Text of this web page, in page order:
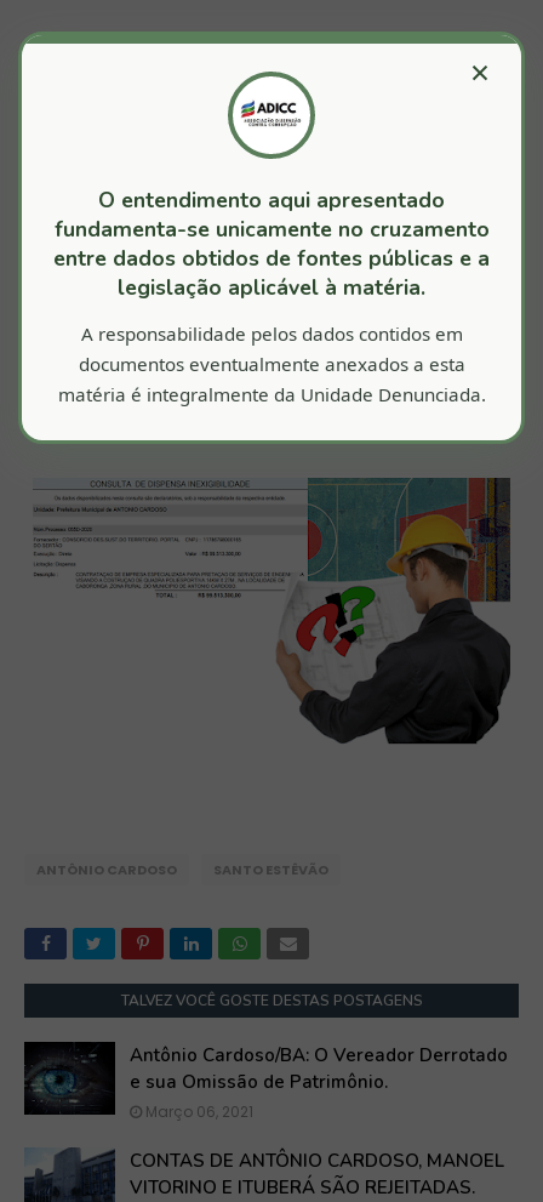
DISPENSA INEXIGIBILIDADE.
Contratação de Empresa Especializada para prestação
de serviços de Engenharia, visando a Construção de
Quadra Poliesportiva 14KM x 27M. Na localidade de
Valor R$99.513.300,00
(Noventa e nove milhões, quinhentos e treze mil e trezentos
reais);
Achamos que poderia haver superfaturamento ou algum erro de
lançamento, mas ao analisar cuidadosamente o objeto da
contratação a referida quadra possui 14 KM.
ANTÔNIO CARDOSO SANTO ESTÊVÃO
TALVEZ VOCÊ GOSTE DESTAS POSTAGENS
Antônio Cardoso/BA: O Vereador Derrotado
e sua Omissão de Patrimônio.
Março 06, 2021
CONTAS DE ANTÔNIO CARDOSO, MANOEL
VITORINO E ITUBERÁ SÃO REJEITADAS.
×
O entendimento aqui apresentado
fundamenta-se unicamente no cruzamento
entre dados obtidos de fontes públicas e a
legislação aplicável à matéria.
A responsabilidade pelos dados contidos em
documentos eventualmente anexados a esta
matéria é integralmente da Unidade Denunciada.